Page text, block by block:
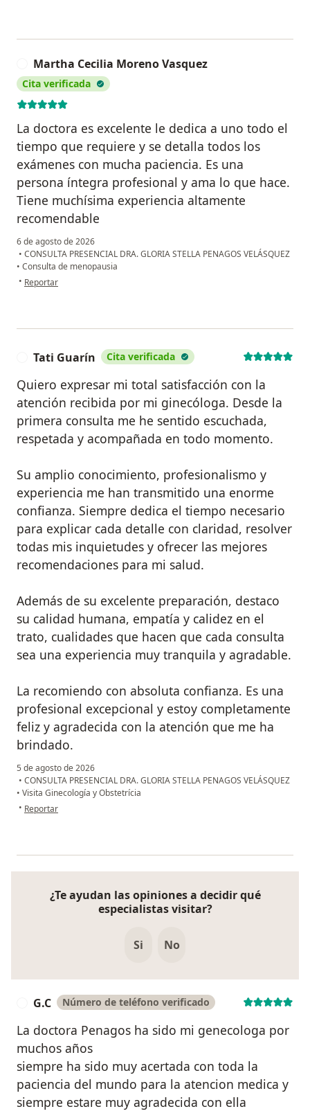
Martha Cecilia Moreno Vasquez
Cita verificada
La doctora es excelente le dedica a uno todo el
tiempo que requiere y se detalla todos los
exámenes con mucha paciencia. Es una
persona íntegra profesional y ama lo que hace.
Tiene muchísima experiencia altamente
recomendable
6 de agosto de 2026
• CONSULTA PRESENCIAL DRA. GLORIA STELLA PENAGOS VELÁSQUEZ
• Consulta de menopausia
• en opinión del usuario Martha Cecilia Moreno Vasquez
Reportar
Tati Guarín Cita verificada
Quiero expresar mi total satisfacción con la
atención recibida por mi ginecóloga. Desde la
primera consulta me he sentido escuchada,
respetada y acompañada en todo momento.
Su amplio conocimiento, profesionalismo y
experiencia me han transmitido una enorme
confianza. Siempre dedica el tiempo necesario
para explicar cada detalle con claridad, resolver
todas mis inquietudes y ofrecer las mejores
recomendaciones para mi salud.
Además de su excelente preparación, destaco
su calidad humana, empatía y calidez en el
trato, cualidades que hacen que cada consulta
sea una experiencia muy tranquila y agradable.
La recomiendo con absoluta confianza. Es una
profesional excepcional y estoy completamente
feliz y agradecida con la atención que me ha
brindado.
5 de agosto de 2026
• CONSULTA PRESENCIAL DRA. GLORIA STELLA PENAGOS VELÁSQUEZ
• Visita Ginecología y Obstetrícia
• en opinión del usuario Tati Guarín
Reportar
¿Te ayudan las opiniones a decidir qué
especialistas visitar?
Si No
G.C Número de teléfono verificado
La doctora Penagos ha sido mi genecologa por
muchos años
siempre ha sido muy acertada con toda la
paciencia del mundo para la atencion medica y
siempre estare muy agradecida con ella